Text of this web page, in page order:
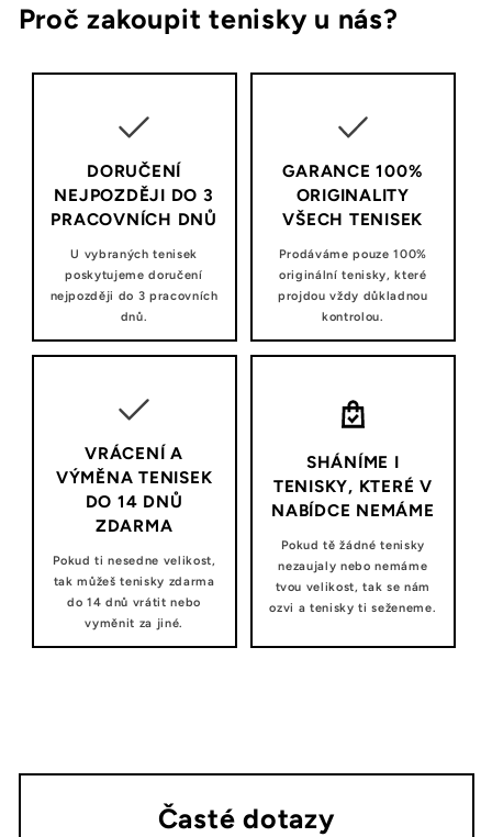
Proč zakoupit tenisky u nás?
DORUČENÍ
NEJPOZDĚJI DO 3
PRACOVNÍCH DNŮ
U vybraných tenisek
poskytujeme doručení
nejpozději do 3 pracovních
dnů.
GARANCE 100%
ORIGINALITY
VŠECH TENISEK
Prodáváme pouze 100%
originální tenisky, které
projdou vždy důkladnou
kontrolou.
VRÁCENÍ A
VÝMĚNA TENISEK
DO 14 DNŮ
ZDARMA
Pokud ti nesedne velikost,
tak můžeš tenisky zdarma
do 14 dnů vrátit nebo
vyměnit za jiné.
SHÁNÍME I
TENISKY, KTERÉ V
NABÍDCE NEMÁME
Pokud tě žádné tenisky
nezaujaly nebo nemáme
tvou velikost, tak se nám
ozvi a tenisky ti seženeme.
Časté dotazy